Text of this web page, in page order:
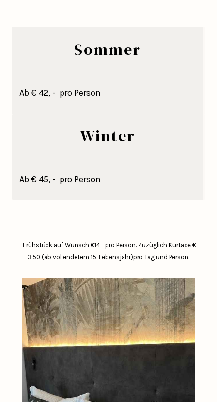
Sommer
Ab € 42, - pro Person
Winter
Ab € 45, - pro Person
Frühstück auf Wunsch €14,- pro Person.Zuzüglich Kurtaxe €
3,50 (ab vollendetem 15. Lebensjahr)pro Tag und Person.